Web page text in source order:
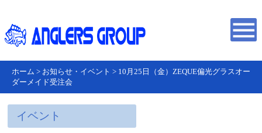
ホーム > お知らせ・イベント > 10月25日（金）ZEQUE偏光グラスオー
ダーメイド受注会
イベント